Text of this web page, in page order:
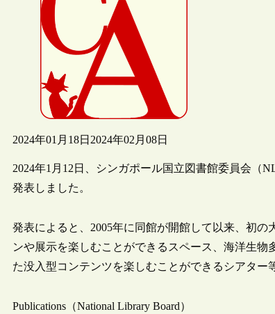
2024年01月18日 2024年02月08日
2024年1月12日、シンガポール国立図書館委員会（
発表しました。
発表によると、2005年に同館が開館して以来、初
ンや展示を楽しむことができるスペース、海洋生
た没入型コンテンツを楽しむことができるシアター
Publications（National Library Board）